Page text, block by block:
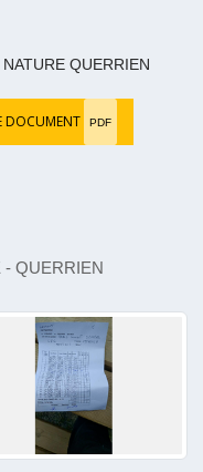
QUERRIEN
DOCUMENT PDF
- QUERRIEN